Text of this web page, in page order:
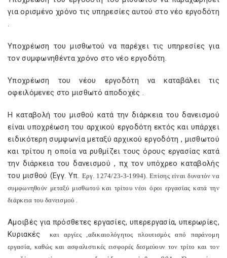
για ορισμένο χρόνο τις υπηρεσίες αυτού στο νέο εργοδότη
.
Υποχρέωση του μισθωτού να παρέχει τις υπηρεσίες για
τον συμφωνηθέντα χρόνο στο νέο εργοδότη.
Υποχρέωση του νέου εργοδότη να καταβάλει τις
οφειλόμενες στο μισθωτό αποδοχές .
Η καταβολή του μισθού κατά την διάρκεια του δανεισμού
είναι υποχρέωση του αρχικού εργοδότη εκτός και υπάρχει
ειδικότερη συμφωνία μεταξύ αρχικού εργοδότη , μισθωτού
και τρίτου η οποία να ρυθμίζει τους όρους εργασίας κατά
την διάρκεια του δανεισμού , πχ τον υπόχρεο καταβολής
του μισθού (Εγγ. Υπ.Eργ. 1274/23-3-1994). Επίσης είναι δυνατόν να
συμφωνηθούν μεταξύ μισθωτού και τρίτου νέοι όροι εργασίας κατά την
διάρκεια του δανεισμού .
Αμοιβές για πρόσθετες εργασίες, υπερεργασία, υπερωρίες,
Κυριακές
και αργίες ,αδικαιολόγητος πλουτισμός από παράνομη
εργασία, καθώς και ασφαλιστικές εισφορές δεσμεύουν τον τρίτο και τον